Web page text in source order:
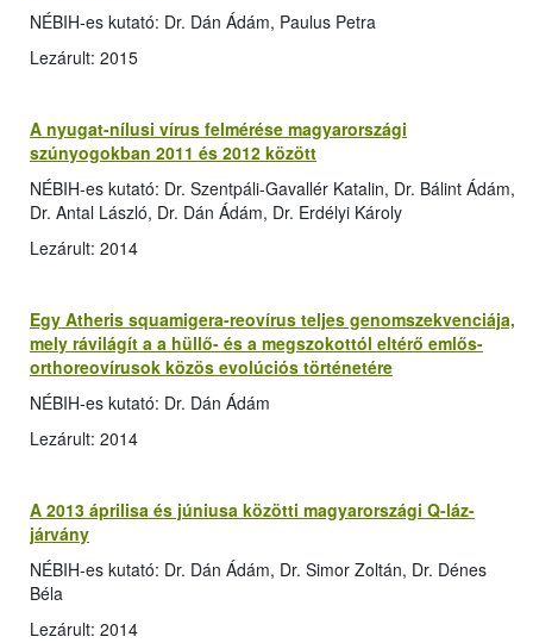
NÉBIH-es kutató: Dr. Dán Ádám, Paulus Petra
Lezárult: 2015
A nyugat-nílusi vírus felmérése magyarországi
szúnyogokban 2011 és 2012 között
NÉBIH-es kutató: Dr. Szentpáli-Gavallér Katalin, Dr. Bálint Ádám,
Dr. Antal László, Dr. Dán Ádám, Dr. Erdélyi Károly
Lezárult: 2014
Egy Atheris squamigera-reovírus teljes genomszekvenciája,
mely rávilágít a a hüllő- és a megszokottól eltérő emlős-
orthoreovírusok közös evolúciós történetére
NÉBIH-es kutató: Dr. Dán Ádám
Lezárult: 2014
A 2013 áprilisa és júniusa közötti magyarországi Q-láz-
járvány
NÉBIH-es kutató: Dr. Dán Ádám, Dr. Simor Zoltán, Dr. Dénes
Béla
Lezárult: 2014